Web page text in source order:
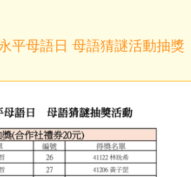
平母語日 母語猜謎活動抽獎